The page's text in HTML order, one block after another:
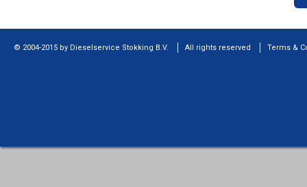
© 2004-2015 by Dieselservice Stokking B.V. All rights reserved Terms &